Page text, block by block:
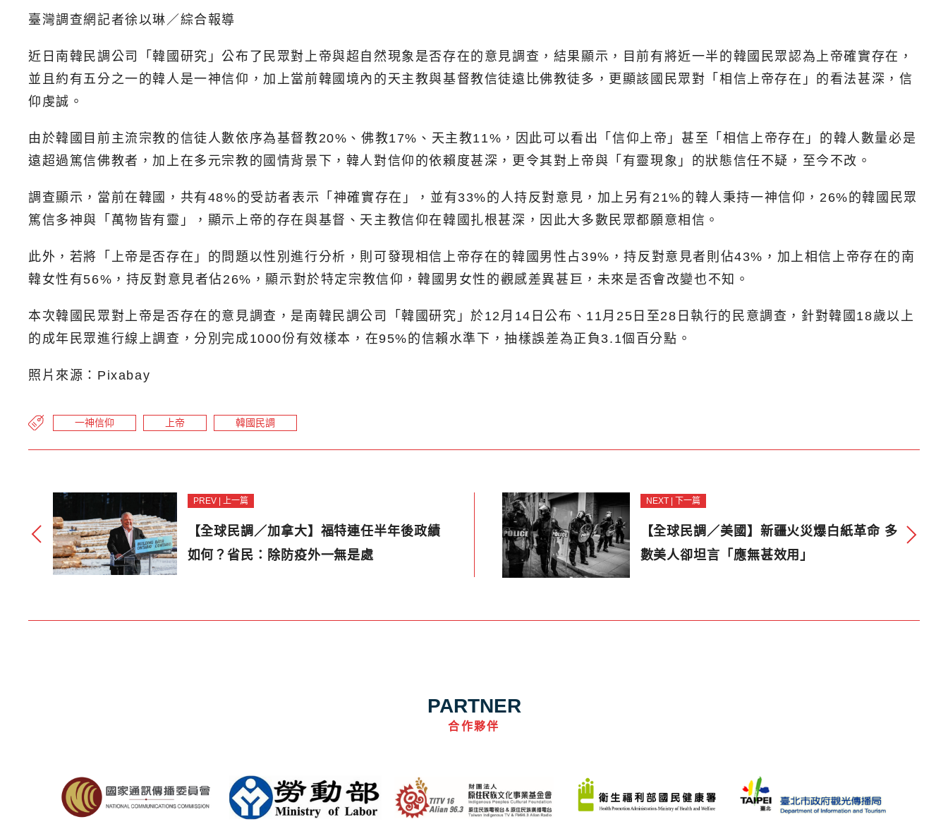
臺灣調查網記者徐以琳／綜合報導
近日南韓民調公司「韓國研究」公布了民眾對上帝與超自然現象是否存在的意見調查，結果顯示，目前有將近一半的韓國民眾認為上帝確實存在，
並且約有五分之一的韓人是一神信仰，加上當前韓國境內的天主教與基督教信徒遠比佛教徒多，更顯該國民眾對「相信上帝存在」的看法甚深，信
仰虔誠。
由於韓國目前主流宗教的信徒人數依序為基督教20%、佛教17%、天主教11%，因此可以看出「信仰上帝」甚至「相信上帝存在」的韓人數量必是
遠超過篤信佛教者，加上在多元宗教的國情背景下，韓人對信仰的依賴度甚深，更令其對上帝與「有靈現象」的狀態信任不疑，至今不改。
調查顯示，當前在韓國，共有48%的受訪者表示「神確實存在」，並有33%的人持反對意見，加上另有21%的韓人秉持一神信仰，26%的韓國民眾
篤信多神與「萬物皆有靈」，顯示上帝的存在與基督、天主教信仰在韓國扎根甚深，因此大多數民眾都願意相信。
此外，若將「上帝是否存在」的問題以性別進行分析，則可發現相信上帝存在的韓國男性占39%，持反對意見者則佔43%，加上相信上帝存在的南
韓女性有56%，持反對意見者佔26%，顯示對於特定宗教信仰，韓國男女性的觀感差異甚巨，未來是否會改變也不知。
本次韓國民眾對上帝是否存在的意見調查，是南韓民調公司「韓國研究」於12月14日公布、11月25日至28日執行的民意調查，針對韓國18歲以上
的成年民眾進行線上調查，分別完成1000份有效樣本，在95%的信賴水準下，抽樣誤差為正負3.1個百分點。
照片來源：Pixabay
一神信仰 上帝 韓國民調
PREV | 上一篇
【全球民調／加拿大】福特連任半年後政績
如何？省民：除防疫外一無是處
NEXT | 下一篇
【全球民調／美國】新疆火災爆白紙革命 多
數美人卻坦言「應無甚效用」
PARTNER
合作夥伴